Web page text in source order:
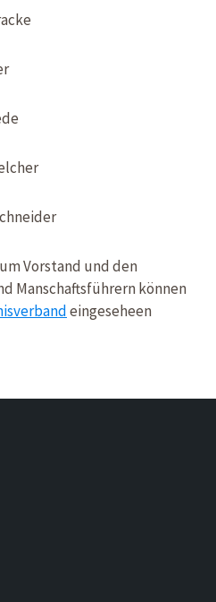
Vorstand und den
Manschaftsführern können
eingeseheen